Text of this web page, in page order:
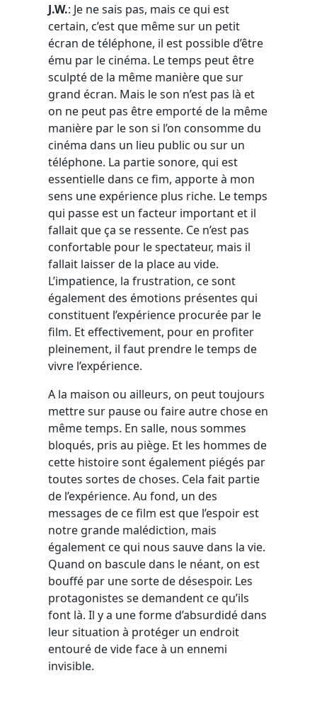
J.W.: Je ne sais pas, mais ce qui est
certain, c’est que même sur un petit
écran de téléphone, il est possible d’être
ému par le cinéma. Le temps peut être
sculpté de la même manière que sur
grand écran. Mais le son n’est pas là et
on ne peut pas être emporté de la même
manière par le son si l’on consomme du
cinéma dans un lieu public ou sur un
téléphone. La partie sonore, qui est
essentielle dans ce fim, apporte à mon
sens une expérience plus riche. Le temps
qui passe est un facteur important et il
fallait que ça se ressente. Ce n’est pas
confortable pour le spectateur, mais il
fallait laisser de la place au vide.
L’impatience, la frustration, ce sont
également des émotions présentes qui
constituent l’expérience procurée par le
film. Et effectivement, pour en profiter
pleinement, il faut prendre le temps de
vivre l’expérience.
A la maison ou ailleurs, on peut toujours
mettre sur pause ou faire autre chose en
même temps. En salle, nous sommes
bloqués, pris au piège. Et les hommes de
cette histoire sont également piégés par
toutes sortes de choses. Cela fait partie
de l’expérience. Au fond, un des
messages de ce film est que l’espoir est
notre grande malédiction, mais
également ce qui nous sauve dans la vie.
Quand on bascule dans le néant, on est
bouffé par une sorte de désespoir. Les
protagonistes se demandent ce qu’ils
font là. Il y a une forme d’absurdidé dans
leur situation à protéger un endroit
entouré de vide face à un ennemi
invisible.